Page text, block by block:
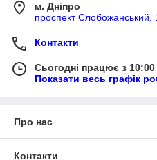
м. Дніпро
проспект Слобожанський,
Контакти
Сьогодні працює з
Показати весь графік
Про нас
Контакти